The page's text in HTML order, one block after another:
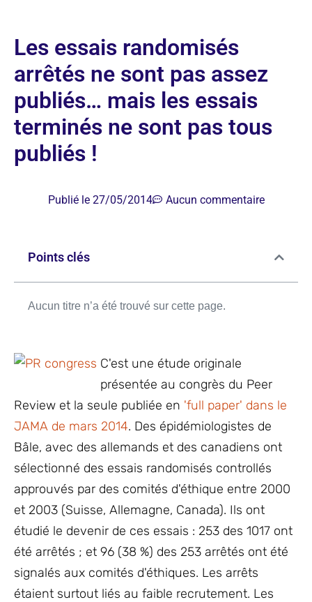
Les essais randomisés
arrêtés ne sont pas assez
publiés… mais les essais
terminés ne sont pas tous
publiés !
Publié le 27/05/2014 Aucun commentaire
Points clés
Aucun titre n’a été trouvé sur cette page.
C'est une étude originale
présentée au congrès du Peer
Review et la seule publiée en 'full paper' dans le
JAMA de mars 2014. Des épidémiologistes de
Bâle, avec des allemands et des canadiens ont
sélectionné des essais randomisés controllés
approuvés par des comités d'éthique entre 2000
et 2003 (Suisse, Allemagne, Canada). Ils ont
étudié le devenir de ces essais : 253 des 1017 ont
été arrêtés ; et 96 (38 %) des 253 arrêtés ont été
signalés aux comités d'éthiques. Les arrêts
étaient surtout liés au faible recrutement. Les